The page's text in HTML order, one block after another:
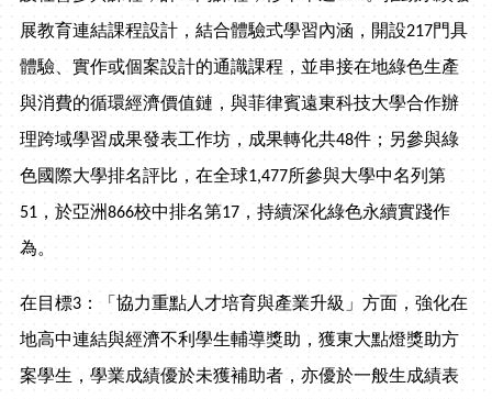
展教育連結課程設計，結合體驗式學習內涵，開設217門具
體驗、實作或個案設計的通識課程，並串接在地綠色生產
與消費的循環經濟價值鏈，與菲律賓遠東科技大學合作辦
理跨域學習成果發表工作坊，成果轉化共48件；另參與綠
色國際大學排名評比，在全球1,477所參與大學中名列第
51，於亞洲866校中排名第17，持續深化綠色永續實踐作
為。
在目標3：「協力重點人才培育與產業升級」方面，強化在
地高中連結與經濟不利學生輔導獎助，獲東大點燈獎助方
案學生，學業成績優於未獲補助者，亦優於一般生成績表